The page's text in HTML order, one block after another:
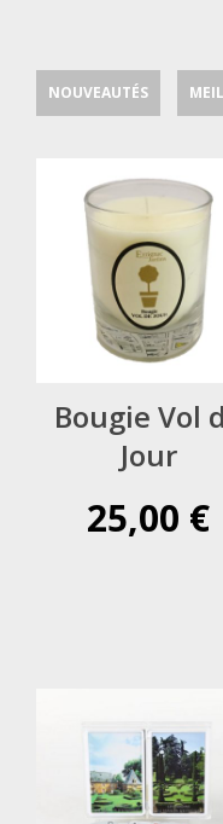
NOUVEAUTÉS
Bougie Vol
Jour
25,00 €